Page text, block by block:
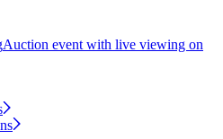
Auction event with live viewing on